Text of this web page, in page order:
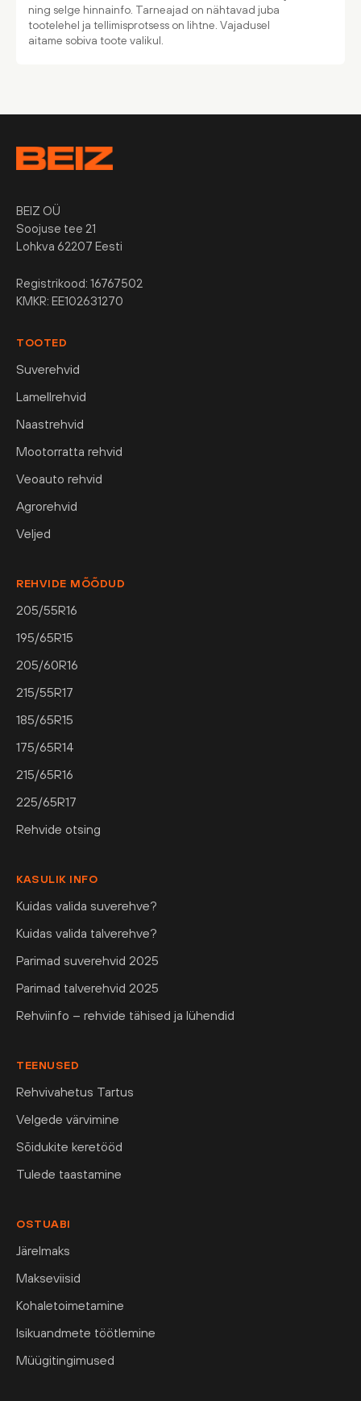
ning selge hinnainfo. Tarneajad on nähtavad juba
tootelehel ja tellimisprotsess on lihtne. Vajadusel
aitame sobiva toote valikul.
BEIZ OÜ
Soojuse tee 21
Lohkva 62207 Eesti
Registrikood: 16767502
KMKR: EE102631270
TOOTED
Suverehvid
Lamellrehvid
Naastrehvid
Mootorratta rehvid
Veoauto rehvid
Agrorehvid
Veljed
REHVIDE MÕÕDUD
205/55R16
195/65R15
205/60R16
215/55R17
185/65R15
175/65R14
215/65R16
225/65R17
Rehvide otsing
KASULIK INFO
Kuidas valida suverehve?
Kuidas valida talverehve?
Parimad suverehvid 2025
Parimad talverehvid 2025
Rehviinfo – rehvide tähised ja lühendid
TEENUSED
Rehvivahetus Tartus
Velgede värvimine
Sõidukite keretööd
Tulede taastamine
OSTUABI
Järelmaks
Makseviisid
Kohaletoimetamine
Isikuandmete töötlemine
Müügitingimused